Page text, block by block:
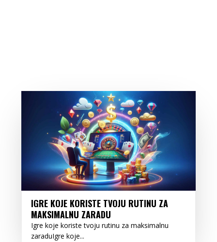
IGRE KOJE KORISTE TVOJU RUTINU ZA
MAKSIMALNU ZARADU
Igre koje koriste tvoju rutinu za maksimalnu
zaraduIgre koje...